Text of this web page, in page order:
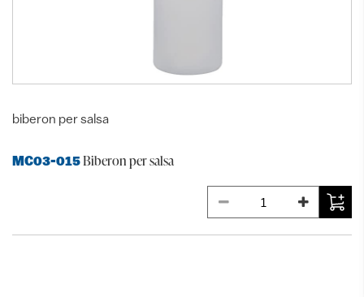
biberon per salsa
MC03-015Biberon per salsa